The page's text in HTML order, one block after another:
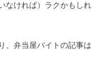
なければ）ラクかもしれ
、弁当屋バイトの記事は